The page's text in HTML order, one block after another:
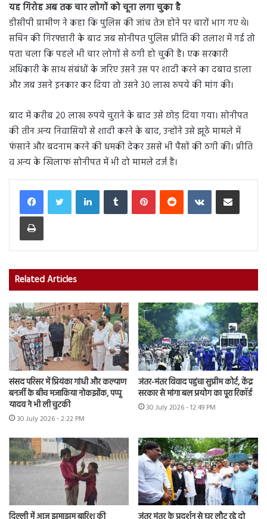
यह गिरोह अब तक चार लोगों को चूना लगा चुका है
डीसीपी ग्रामीण ने कहा कि पुलिस की जांच तेज होने पर चारों भाग गए थे।
सचिन की गिरफ्तारी के बाद जब सोनीपत पुलिस प्रीति की तलाश में गई तो
पता चला कि पहले भी चार लोगों से ठगी हो चुकी है। एक सरकारी
अधिकारी के साथ संबंधों के जरिए उसने उस पर शादी करने का दबाव डाला
और जब उसने इनकार कर दिया तो उसने 30 लाख रुपये की मांग की।
बाद में करीब 20 लाख रुपये चुराने के बाद उसे छोड़ दिया गया। सोनीपत
की तीन अन्य निवासियों से शादी करने के बाद, उन्होंने उसे झूठे मामले में
फंसाने और बदनाम करने की धमकी देकर उससे भी पैसों की ठगी की। प्रीति
व अन्य के खिलाफ सोनीपत में भी दो मामले दर्ज हैं।
LinkedInTumblr PinterestReddit VKontakteShare via Email
Print
Related Articles
संसद परिसर में प्रियंका गांधी और कल्याण
बनर्जी के बीच मजाकिया नोकझोंक, पप्पू
यादव ने भी ली चुटकी
30 July 2026 - 2:22 PM
जंतर-मंतर विवाद पहुंचा सुप्रीम कोर्ट, केंद्र
सरकार से मांगा बल प्रयोग का पूरा रिकॉर्ड
30 July 2026 - 12:49 PM